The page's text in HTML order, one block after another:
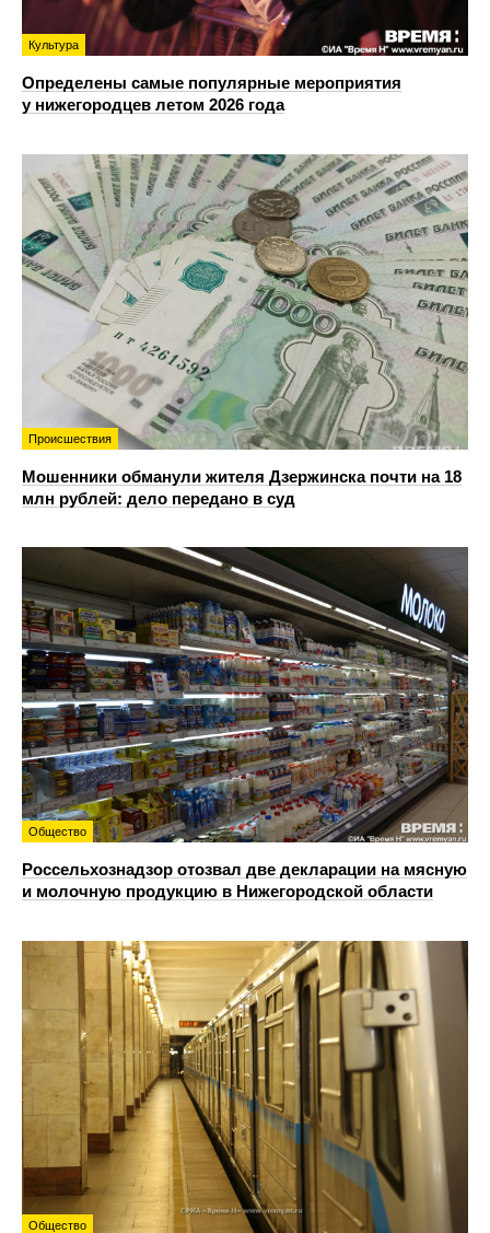
Культура
Определены самые популярные мероприятия
у нижегородцев летом 2026 года
Происшествия
Мошенники обманули жителя Дзержинска почти на 18
млн рублей: дело передано в суд
Общество
Россельхознадзор отозвал две декларации на мясную
и молочную продукцию в Нижегородской области
Общество